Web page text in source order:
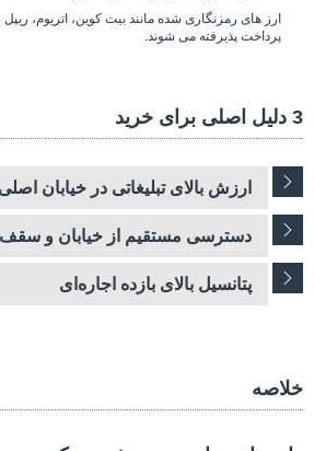
ارز های رمزنگاری شده مانند بیت کوین، اتریوم،
پرداخت پذیرفته می شوند.
3 دلیل اصلی برای خرید
ارزش بالای تبلیغاتی در خیابان اصلی
دسترسی مستقیم از خیابان و
پتانسیل بالای بازده اجاره‌ای
خلاصه